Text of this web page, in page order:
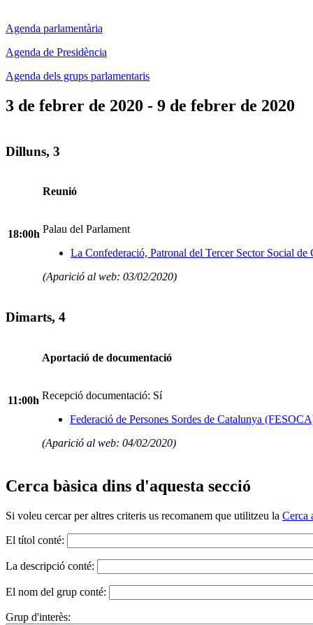
Agenda parlamentària
Agenda de Presidència
Agenda dels grups parlamentaris
3 de febrer de 2020 - 9 de febrer de 2020
Dilluns, 3
18:00h
Reunió
Palau del Parlament
La Confederació, Patronal del Tercer Sector Social de
(Aparició al web: 03/02/2020)
Dimarts, 4
11:00h
Aportació de documentació
Recepció documentació: Sí
Federació de Persones Sordes de Catalunya
(Aparició al web: 04/02/2020)
Cerca bàsica dins d'aquesta secció
Si voleu cercar per altres criteris us recomanem que utilitzeu la Cerca
El títol conté:
La descripció conté:
El nom del grup conté:
Grup d'interès: